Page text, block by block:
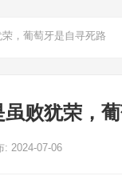
，葡萄牙是自寻死路
败犹荣，
: 2024-07-06